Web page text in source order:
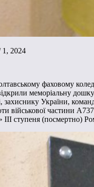
1, 2024
фаховому
меморіальну
захиснику України,
військової частини
ІІІ ступеня (посмертно)